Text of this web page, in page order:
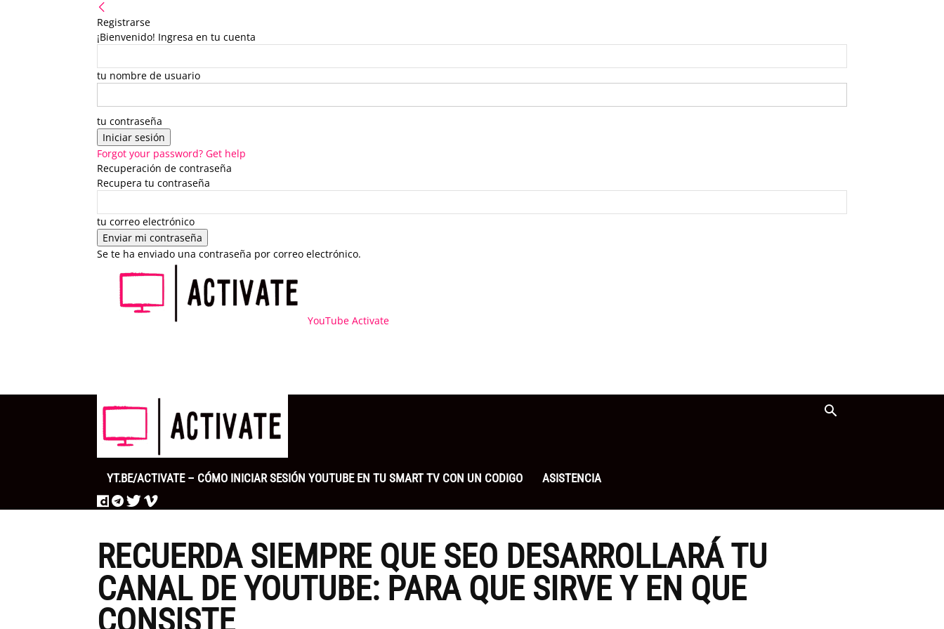
Registrarse
¡Bienvenido! Ingresa en tu cuenta
tu nombre de usuario
tu contraseña
Forgot your password? Get help
Recuperación de contraseña
Recupera tu contraseña
tu correo electrónico
Se te ha enviado una contraseña por correo electrónico.
YouTube Activate
YT.BE/ACTIVATE – CÓMO INICIAR SESIÓN YOUTUBE EN TU SMART TV CON UN CODIGO ASISTENCIA
RECUERDA SIEMPRE QUE SEO DESARROLLARÁ TU
CANAL DE YOUTUBE: PARA QUE SIRVE Y EN QUE
CONSISTE